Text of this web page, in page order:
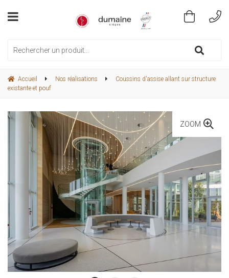
Accueil Nos réalisations
Coussins d'assise allant sur structure
existante et pouf
ZOOM